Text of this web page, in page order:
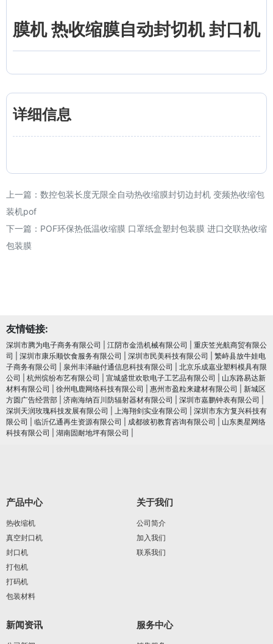
膜机 热收缩膜自动封切机 封口机
详细信息
上一篇： 数控包装长度无限全自动热收缩膜封切边封机 变频热收缩包
装机pof
下一篇： POF环保热低温收缩膜 口罩纸盒塑封包装膜 进口交联热收缩
包装膜
友情链接:
深圳市腾为电子商务有限公司 江阴市金浩机械有限公司
重庆笠光航商贸有限公
司
深圳市康乐顺饮食服务有限公司 深圳市民美科技有限公司
繁峙县放牛娃电
子商务有限公司
泉州丰泽融付通信息科技有限公司
北京乐成嘉业塑料模具有限
公司
杭州缤纷布艺有限公司 宣城盛世欢歌电子工艺品有限公司
山东路易达新
材料有限公司
徐州电鹿网络科技有限公司 惠州市盈粒来建材有限公司
新城区
方圆广告经营部
济南海纳百川防辐射器材有限公司 深圳市嘉鹏钟表有限公司
深圳天润玫瑰科技发展有限公司
上海翔剑实业有限公司
深圳市东方复兴科技有
限公司
临沂亿通再生资源有限公司 成都彼初教育咨询有限公司
山东奥星网络
科技有限公司
湖南固耐地坪有限公司
产品中心
热收缩机
真空封口机
封口机
打包机
打码机
包装材料
关于我们
公司简介
加入我们
联系我们
新闻资讯 服务中心